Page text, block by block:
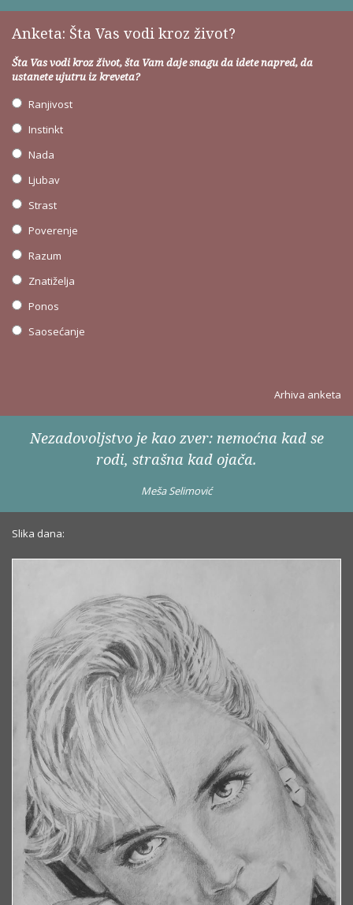
Anketa: Šta Vas vodi kroz život?
Šta Vas vodi kroz život, šta Vam daje snagu da idete napred, da
ustanete ujutru iz kreveta?
Ranjivost
Instinkt
Nada
Ljubav
Strast
Poverenje
Razum
Znatiželja
Ponos
Saosećanje
Arhiva anketa
Nezadovoljstvo je kao zver: nemoćna kad se
rodi, strašna kad ojača.
Meša Selimović
Slika dana: